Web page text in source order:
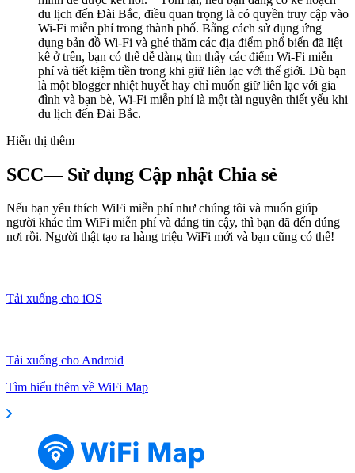
du lịch đến Đài Bắc, điều quan trọng là có quyền truy cập vào
Wi-Fi miễn phí trong thành phố. Bằng cách sử dụng ứng
dụng bản đồ Wi-Fi và ghé thăm các địa điểm phổ biến đã liệt
kê ở trên, bạn có thể dễ dàng tìm thấy các điểm Wi-Fi miễn
phí và tiết kiệm tiền trong khi giữ liên lạc với thế giới. Dù bạn
là một blogger nhiệt huyết hay chỉ muốn giữ liên lạc với gia
đình và bạn bè, Wi-Fi miễn phí là một tài nguyên thiết yếu khi
du lịch đến Đài Bắc.
Hiển thị thêm
SCC— Sử dụng Cập nhật Chia sẻ
Nếu bạn yêu thích WiFi miễn phí như chúng tôi và muốn giúp
người khác tìm WiFi miễn phí và đáng tin cậy, thì bạn đã đến đúng
nơi rồi. Người thật tạo ra hàng triệu WiFi mới và bạn cũng có thể!
Tải xuống cho iOS
Tải xuống cho Android
Tìm hiểu thêm về WiFi Map